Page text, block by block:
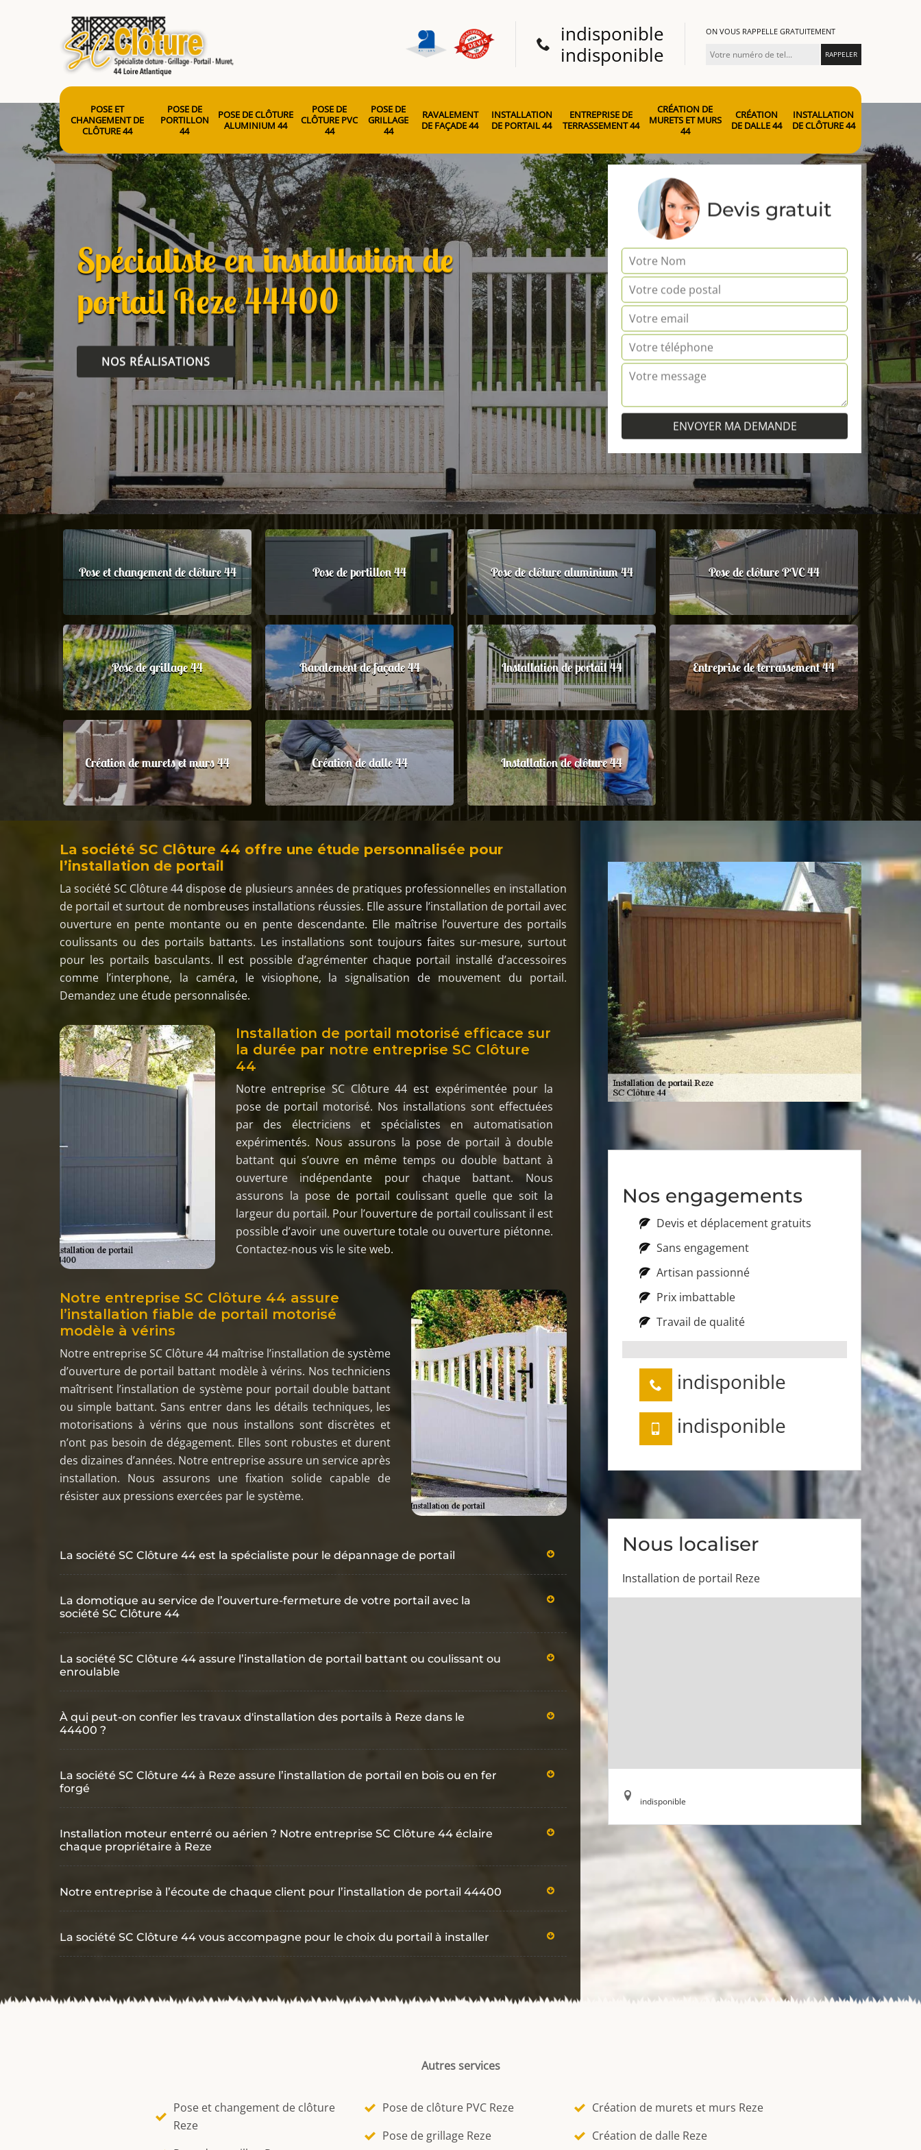
indisponible
indisponible
ON VOUS RAPPELLE GRATUITEMENT
POSE ET
CHANGEMENT DE
CLÔTURE 44
POSE DE
PORTILLON
44
POSE DE CLÔTURE
ALUMINIUM 44
POSE DE
CLÔTURE PVC
44
POSE DE
GRILLAGE
44
RAVALEMENT
DE FAÇADE 44
INSTALLATION
DE PORTAIL 44
ENTREPRISE DE
TERRASSEMENT 44
CRÉATION DE
MURETS ET MURS
44
CRÉATION
DE DALLE 44
INSTALLATION
DE CLÔTURE 44
Spécialiste en installation de
portail Reze 44400
NOS RÉALISATIONS
Devis gratuit
Pose et changement de clôture 44 Pose de portillon 44 Pose de clôture aluminium 44 Pose de clôture PVC 44
Pose de grillage 44 Ravalement de façade 44 Installation de portail 44 Entreprise de terrassement 44
Création de murets et murs 44 Création de dalle 44 Installation de clôture 44
La société SC Clôture 44 offre une étude personnalisée pour
l’installation de portail
La société SC Clôture 44 dispose de plusieurs années de pratiques professionnelles en installation
de portail et surtout de nombreuses installations réussies. Elle assure l’installation de portail avec
ouverture en pente montante ou en pente descendante. Elle maîtrise l’ouverture des portails
coulissants ou des portails battants. Les installations sont toujours faites sur-mesure, surtout
pour les portails basculants. Il est possible d’agrémenter chaque portail installé d’accessoires
comme l’interphone, la caméra, le visiophone, la signalisation de mouvement du portail.
Demandez une étude personnalisée.
Installation de portail motorisé efficace sur
la durée par notre entreprise SC Clôture
44
Notre entreprise SC Clôture 44 est expérimentée pour la
pose de portail motorisé. Nos installations sont effectuées
par des électriciens et spécialistes en automatisation
expérimentés. Nous assurons la pose de portail à double
battant qui s’ouvre en même temps ou double battant à
ouverture indépendante pour chaque battant. Nous
assurons la pose de portail coulissant quelle que soit la
largeur du portail. Pour l’ouverture de portail coulissant il est
possible d’avoir une ouverture totale ou ouverture piétonne.
Contactez-nous vis le site web.
Notre entreprise SC Clôture 44 assure
l’installation fiable de portail motorisé
modèle à vérins
Notre entreprise SC Clôture 44 maîtrise l’installation de système
d’ouverture de portail battant modèle à vérins. Nos techniciens
maîtrisent l’installation de système pour portail double battant
ou simple battant. Sans entrer dans les détails techniques, les
motorisations à vérins que nous installons sont discrètes et
n’ont pas besoin de dégagement. Elles sont robustes et durent
des dizaines d’années. Notre entreprise assure un service après
installation. Nous assurons une fixation solide capable de
résister aux pressions exercées par le système.
La société SC Clôture 44 est la spécialiste pour le dépannage de portail
La domotique au service de l’ouverture-fermeture de votre portail avec la
société SC Clôture 44
La société SC Clôture 44 assure l’installation de portail battant ou coulissant ou
enroulable
À qui peut-on confier les travaux d'installation des portails à Reze dans le
44400 ?
La société SC Clôture 44 à Reze assure l’installation de portail en bois ou en fer
forgé
Installation moteur enterré ou aérien ? Notre entreprise SC Clôture 44 éclaire
chaque propriétaire à Reze
Notre entreprise à l’écoute de chaque client pour l’installation de portail 44400
La société SC Clôture 44 vous accompagne pour le choix du portail à installer
Nos engagements
Devis et déplacement gratuits
Sans engagement
Artisan passionné
Prix imbattable
Travail de qualité
indisponible
indisponible
Nous localiser
Installation de portail Reze
indisponible
Autres services
Pose et changement de clôture
Reze
Pose de clôture PVC Reze
Pose de grillage Reze
Création de murets et murs Reze
Création de dalle Reze